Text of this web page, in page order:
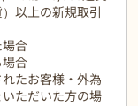
以上の新規取引
合
合
たお客様・外為
ただいた方の場